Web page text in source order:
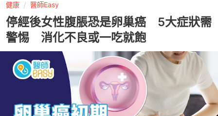
健康 醫師Easy
停經後女性腹脹恐是卵巢癌 5大症狀需
警惕 消化不良或一吃就飽